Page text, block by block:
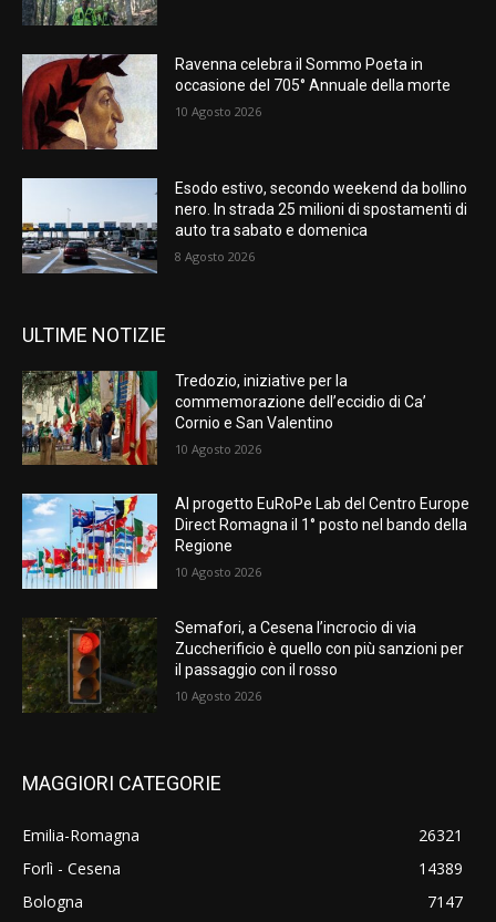
Ravenna celebra il Sommo Poeta in
occasione del 705° Annuale della morte
10 Agosto 2026
Esodo estivo, secondo weekend da bollino
nero. In strada 25 milioni di spostamenti di
auto tra sabato e domenica
8 Agosto 2026
ULTIME NOTIZIE
Tredozio, iniziative per la
commemorazione dell’eccidio di Ca’
Cornio e San Valentino
10 Agosto 2026
Al progetto EuRoPe Lab del Centro Europe
Direct Romagna il 1° posto nel bando della
Regione
10 Agosto 2026
Semafori, a Cesena l’incrocio di via
Zuccherificio è quello con più sanzioni per
il passaggio con il rosso
10 Agosto 2026
MAGGIORI CATEGORIE
Emilia-Romagna
26321
Forlì - Cesena
14389
Bologna
7147